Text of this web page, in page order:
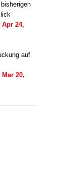
Apr 24,
auf
Mar 20,